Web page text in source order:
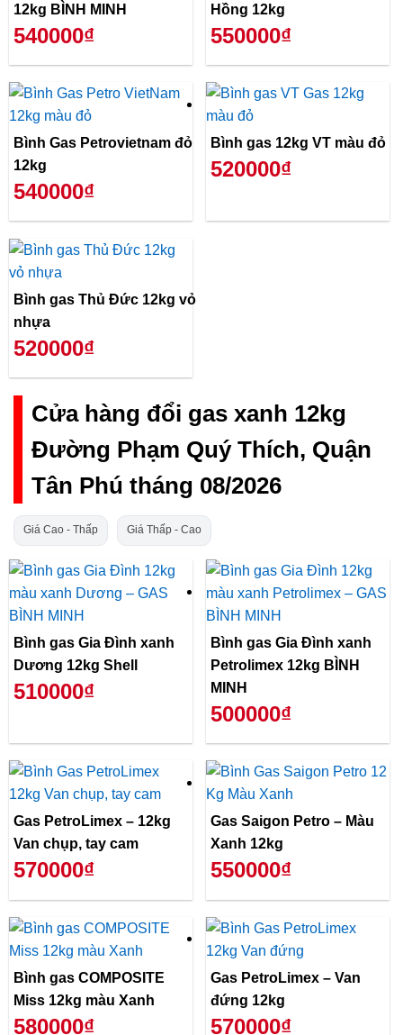
12kg BÌNH MINH
540000₫
Hồng 12kg
550000₫
Bình Gas Petrovietnam đỏ
12kg
540000₫
Bình gas 12kg VT màu đỏ
520000₫
Bình gas Thủ Đức 12kg vỏ
nhựa
520000₫
Cửa hàng đổi gas xanh 12kg
Đường Phạm Quý Thích, Quận
Tân Phú tháng 08/2026
Giá Cao - Thấp Giá Thấp - Cao
Bình gas Gia Đình xanh
Dương 12kg Shell
510000₫
Bình gas Gia Đình xanh
Petrolimex 12kg BÌNH
MINH
500000₫
Gas PetroLimex – 12kg
Van chụp, tay cam
570000₫
Gas Saigon Petro – Màu
Xanh 12kg
550000₫
Bình gas COMPOSITE
Miss 12kg màu Xanh
580000₫
Gas PetroLimex – Van
đứng 12kg
570000₫